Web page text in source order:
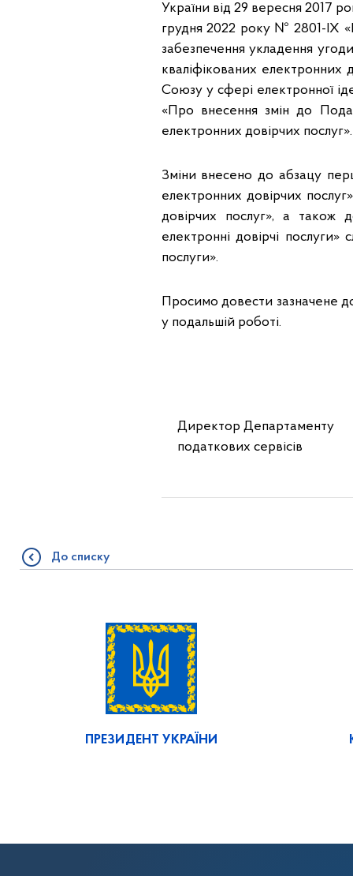
України від 29 вересня 2017
грудня 2022 року № 2801-IX
забезпечення укладення
кваліфікованих електронних
Союзу у сфері електронної
«Про внесення змін до
електронних довірчих послуг».
Зміни внесено до абзацу
електронних довірчих
довірчих послуг», а також
електронні довірчі
послуги».
Просимо довести зазначене
у подальшій роботі.
Директор Департаменту
податкових сервісів
До списку
ПРЕЗИДЕНТ УКРАЇНИ